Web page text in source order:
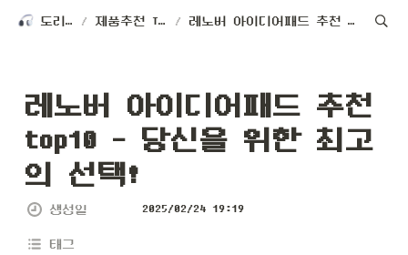
도리테크 / 제품추천 TOP 10 / 레노버 아이디어패드 추천 top10 - 당신을 위한 최고의 선택!
레노버 아이디어패드 추천
top10 - 당신을 위한 최고
의 선택!
생성일 2025/02/24 19:19
태그